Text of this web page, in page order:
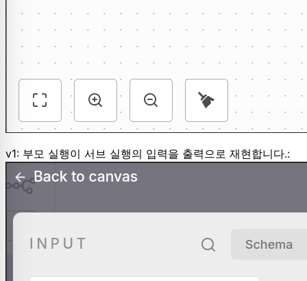
v1: 부모 실행이 서브 실행의 입력을 출력으로 재현합니다.: